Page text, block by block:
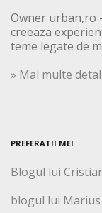
Owner urban,ro
creeaza
teme legate de
» Mai multe
PREFERATII MEI
Blogul lui
blogul lui